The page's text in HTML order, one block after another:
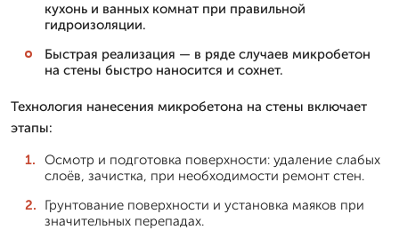
кухонь и ванных комнат при правильной
гидроизоляции.
Быстрая реализация — в ряде случаев микробетон
на стены быстро наносится и сохнет.
Технология нанесения микробетона на стены включает
этапы:
Осмотр и подготовка поверхности: удаление слабых
слоёв, зачистка, при необходимости ремонт стен.
Грунтование поверхности и установка маяков при
значительных перепадах.